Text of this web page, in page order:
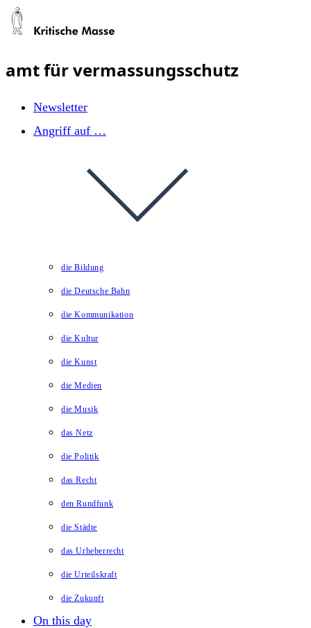
Zum
springen
amt für vermassungsschutz
Newsletter
Angriff auf …
die Bildung
die Deutsche Bahn
die Kommunikation
die Kultur
die Kunst
die Medien
die Musik
das Netz
die Politik
das Recht
den Rundfunk
die Städte
das Urheberrecht
die Urteilskraft
die Zukunft
On this day